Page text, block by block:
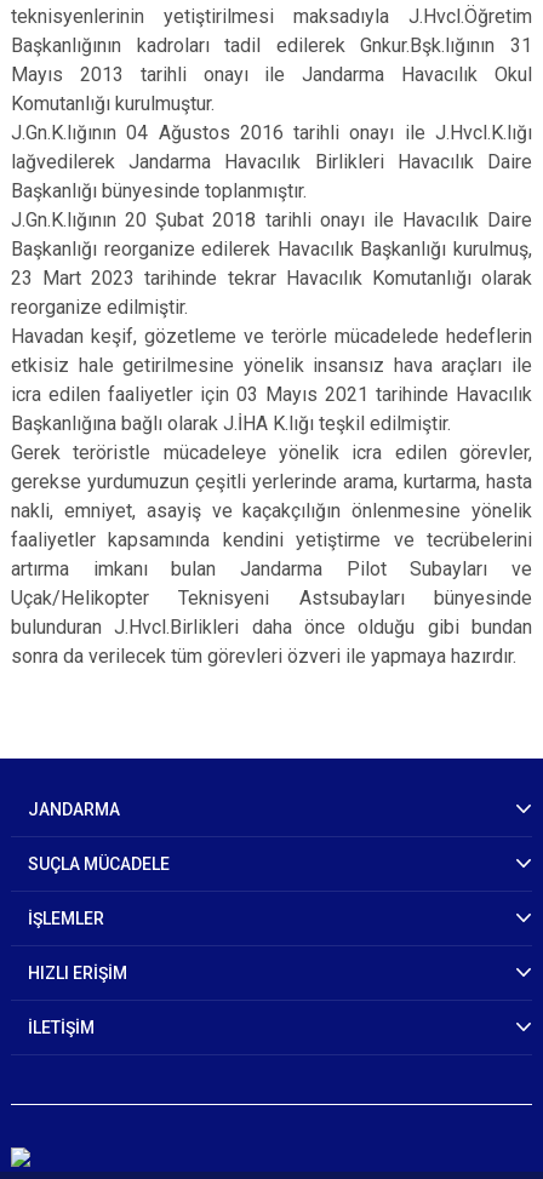
teknisyenlerinin yetiştirilmesi maksadıyla J.Hvcl.Öğretim
Başkanlığının kadroları tadil edilerek Gnkur.Bşk.lığının 31
Mayıs 2013 tarihli onayı ile Jandarma Havacılık Okul
Komutanlığı kurulmuştur.
J.Gn.K.lığının 04 Ağustos 2016 tarihli onayı ile J.Hvcl.K.lığı
lağvedilerek Jandarma Havacılık Birlikleri Havacılık Daire
Başkanlığı bünyesinde toplanmıştır.
J.Gn.K.lığının 20 Şubat 2018 tarihli onayı ile Havacılık Daire
Başkanlığı reorganize edilerek Havacılık Başkanlığı kurulmuş,
23 Mart 2023 tarihinde tekrar Havacılık Komutanlığı olarak
reorganize edilmiştir.
Havadan keşif, gözetleme ve terörle mücadelede hedeflerin
etkisiz hale getirilmesine yönelik insansız hava araçları ile
icra edilen faaliyetler için 03 Mayıs 2021 tarihinde Havacılık
Başkanlığına bağlı olarak J.İHA K.lığı teşkil edilmiştir.
Gerek teröristle mücadeleye yönelik icra edilen görevler,
gerekse yurdumuzun çeşitli yerlerinde arama, kurtarma, hasta
nakli, emniyet, asayiş ve kaçakçılığın önlenmesine yönelik
faaliyetler kapsamında kendini yetiştirme ve tecrübelerini
artırma imkanı bulan Jandarma Pilot Subayları ve
Uçak/Helikopter Teknisyeni Astsubayları bünyesinde
bulunduran J.Hvcl.Birlikleri daha önce olduğu gibi bundan
sonra da verilecek tüm görevleri özveri ile yapmaya hazırdır.
JANDARMA
SUÇLA MÜCADELE
İŞLEMLER
HIZLI ERİŞİM
İLETİŞİM